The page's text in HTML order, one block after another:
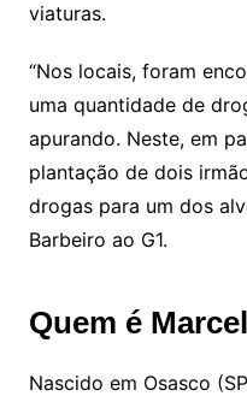
viaturas.
“Nos locais, foram
uma quantidade de
apurando. Neste, em
plantação de dois
drogas para um dos
Barbeiro ao G1.
Quem é
Nascido em Osasco